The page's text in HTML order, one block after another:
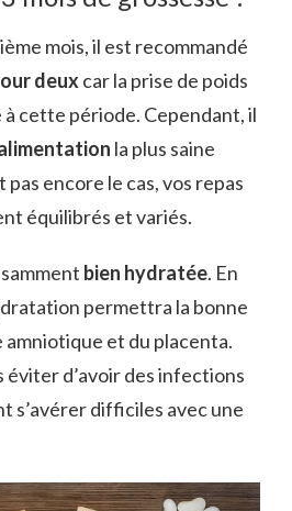
mois, il est recommandé
deuxcar la prise de poids
cette période. Cependant, il
la plus saine
pas encore le cas, vos repas
équilibrés et variés.
bien hydratée. En
permettra la bonne
et du placenta.
éviter d’avoir des infections
s’avérer difficiles avec une